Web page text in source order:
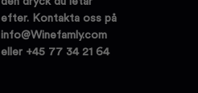
efter. Kontakta oss på
info@Winefamly.com
eller +45 77 34 21 64